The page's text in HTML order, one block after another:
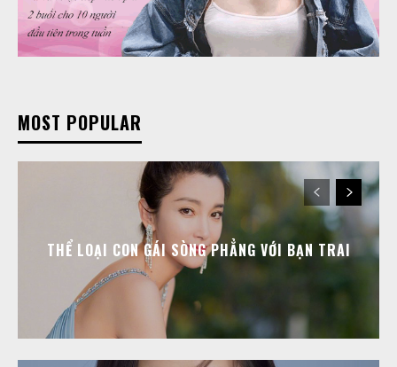
MOST POPULAR
THỂ LOẠI CON GÁI SÒNG PHẲNG VỚI BẠN TRAI